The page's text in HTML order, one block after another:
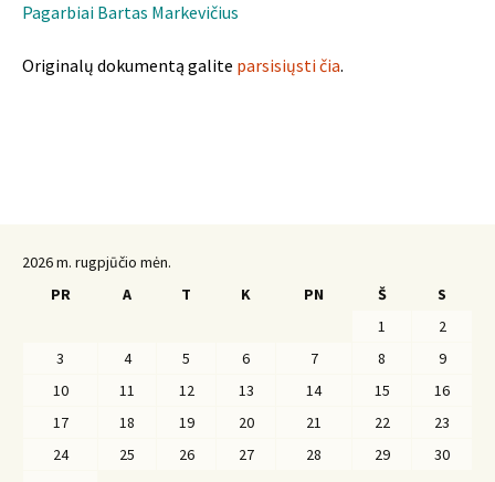
Pagarbiai Bartas Markevičius
Originalų dokumentą galite parsisiųsti čia.
2026 m. rugpjūčio mėn.
PR
A T K PN Š
S
1
2
3
4 5 6 7 8
9
10
11 12 13 14 15
16
17
18 19 20 21 22
23
24
25 26 27 28 29
30